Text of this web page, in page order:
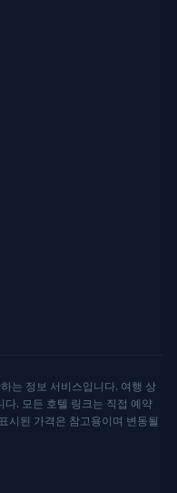
는 정보 서비스입니다. 여행 상
. 모든 호텔 링크는 직접 예약
시된 가격은 참고용이며 변동될